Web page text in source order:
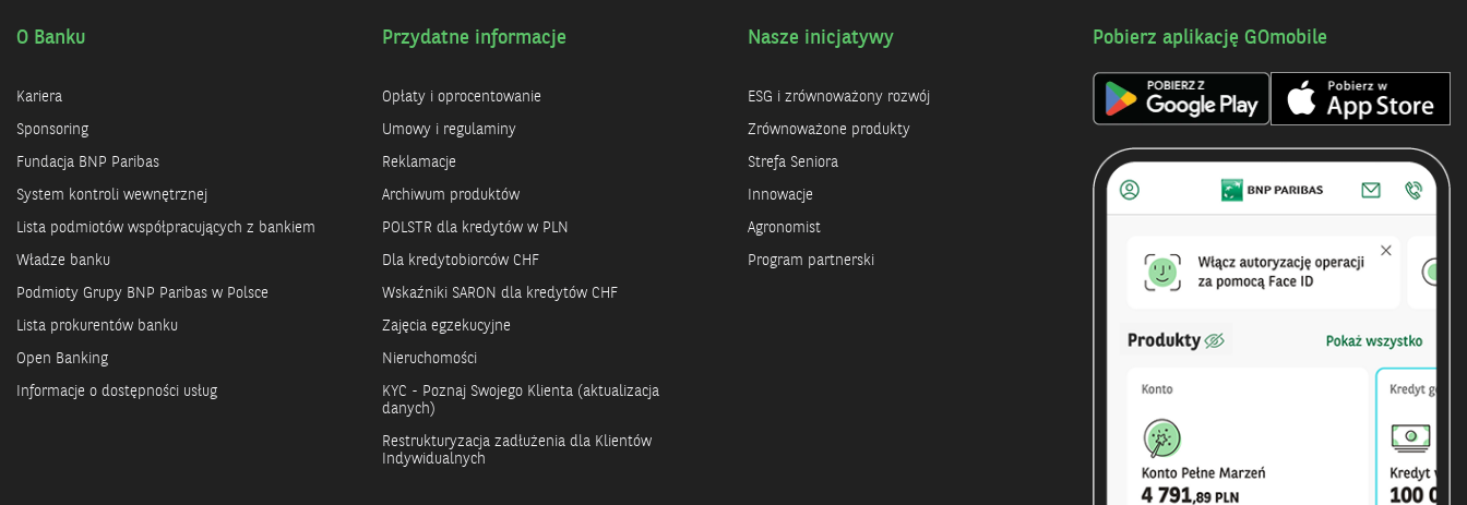
O Banku
Kariera
Sponsoring
Fundacja BNP Paribas
System kontroli wewnętrznej
Lista podmiotów współpracujących z bankiem
Władze banku
Podmioty Grupy BNP Paribas w Polsce
Lista prokurentów banku
Open Banking
Informacje o dostępności usług
Przydatne informacje
Opłaty i oprocentowanie
Umowy i regulaminy
Reklamacje
Archiwum produktów
POLSTR dla kredytów w PLN
Dla kredytobiorców CHF
Wskaźniki SARON dla kredytów CHF
Zajęcia egzekucyjne
Nieruchomości
KYC - Poznaj Swojego Klienta (aktualizacja
danych)
Restrukturyzacja zadłużenia dla Klientów
Indywidualnych
Nasze inicjatywy
ESG i zrównoważony rozwój
Zrównoważone produkty
Strefa Seniora
Innowacje
Agronomist
Program partnerski
Pobierz aplikację GOmobile